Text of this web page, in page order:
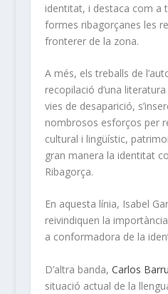
identitat, i destaca com a
formes ribagorçanes les
fronterer de la zona.
A més, els treballs de
recopilació d’una
vies de desaparició,
nombrosos esforços per
cultural i lingüístic,
gran manera la identitat
Ribagorça.
En aquesta línia, Isabel
reivindiquen la
a conformadora de la
D’altra banda, Carlos
situació actual de la